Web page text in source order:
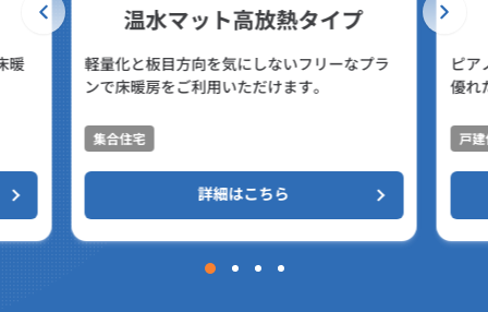
暖
温水マット高放熱タイプ
軽量化と板目方向を気にしないフリーなプラ
ンで床暖房をご利用いただけます。
集合住宅
詳細はこちら
ピア
優れ
戸